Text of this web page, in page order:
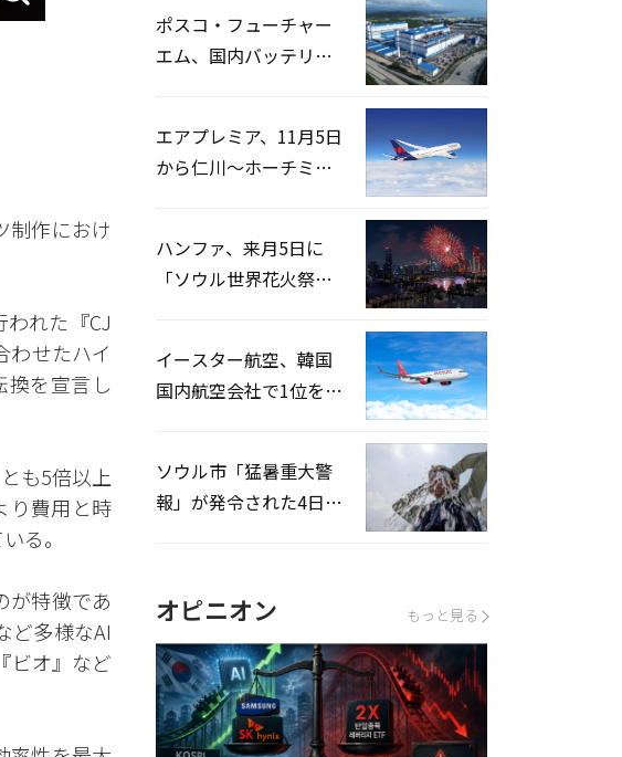
制作におけ
れた『CJ
わせたハイ
換を宣言し
も5倍以上
り費用と時
る。
が特徴であ
ど多様なAI
ビオ』など
ポスコ・フューチャー
エム、国内バッテリー
エアプレミア、11月5日
から仁川〜ホーチミン
ハンファ、来月5日に
「ソウル世界花火祭り
イースター航空、韓国
国内航空会社で1位を記
ソウル市「猛暑重大警
報」が発令された4日、
オピニオン もっと見る